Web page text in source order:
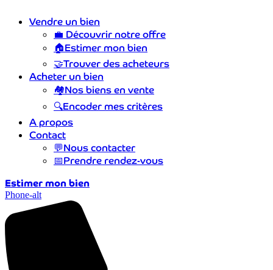
Vendre un bien
💼 Découvrir notre offre
🏠Estimer mon bien
🤝Trouver des acheteurs
Acheter un bien
🏘️Nos biens en vente
🔍Encoder mes critères
A propos
Contact
💬Nous contacter
📅Prendre rendez-vous
Estimer mon bien
Phone-alt